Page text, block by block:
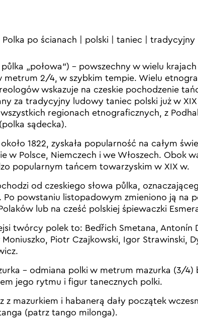
Polka po ścianach polski taniec tradycyjny
půlka „połowa”) – powszechny w wielu
metrum 2/4, w szybkim tempie. Wielu
wskazuje na czeskie pochodzenie
za tradycyjny ludowy taniec polski już w XIX
regionach etnograficznych, z
sądecka).
1822, zyskała popularność na całym
w Polsce, Niemczech i we Włoszech. Obok
popularnym tańcem towarzyskim w XIX w.
od czeskiego słowa půlka,
Po powstaniu listopadowym zmieniono ją na
lub na cześć polskiej śpiewaczki
twórcy polek to: Bedřich Smetana, Antonín
Moniuszko, Piotr Czajkowski, Igor Strawinski,
– odmiana polki w metrum mazurka (3/4)
jego rytmu i figur tanecznych polki.
z mazurkiem i habanerą dały początek
(patrz tango milonga).